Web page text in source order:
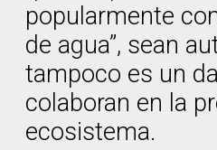
popularmente
de agua”, sean
tampoco es un
colaboran en la
ecosistema.